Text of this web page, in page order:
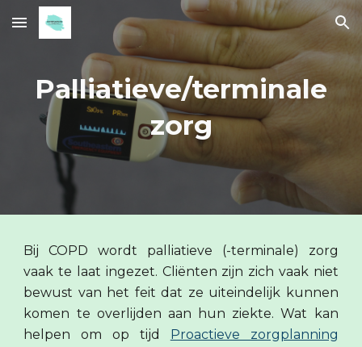
Skip to main content Skip to navigation
Palliatieve/terminale
zorg
Bij COPD wordt palliatieve (-terminale) zorg
vaak te laat ingezet. Cliënten zijn zich vaak niet
bewust van het feit dat ze uiteindelijk kunnen
komen te overlijden aan hun ziekte. Wat kan
helpen om op tijd Proactieve zorgplanning